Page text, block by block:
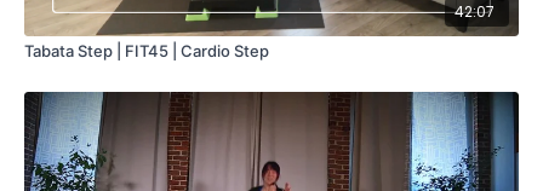
42:07
Tabata Step | FIT45 | Cardio Step